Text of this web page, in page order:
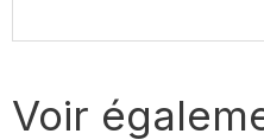
Voir